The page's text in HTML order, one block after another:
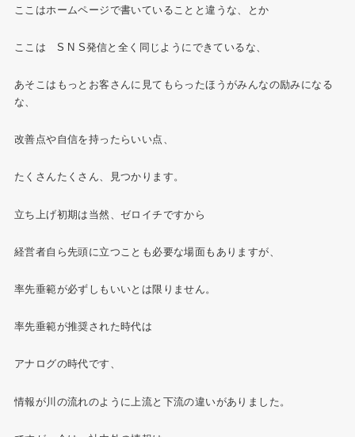
ここはホームページで書いていることと違うな、とか
ここは S N S発信と全く同じようにできているな、
あそこはもっとお客さんに見てもらったほうがみんなの励みになる
な、
改善点や自信を持ったらいい点、
たくさんたくさん、見つかります。
立ち上げ初期は当然、ゼロイチですから
経営者自ら先頭に立つことも必要な場面もありますが、
率先垂範が必ずしもいいとは限りません。
率先垂範が推奨された時代は
アナログの時代です、
情報が川の流れのように上流と下流の違いがありました。